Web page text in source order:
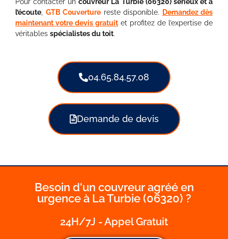
l’écoute GTB Couverture reste disponible.
Demandez dès
maintenant votre devis gratuit et profitez de l’expertise de
véritables spécialistes du toit.
04.65.84.57.08
Demande de devis
Besoin d'un couvreur agréé en
urgence à La Turbie (06320) ?
24H/7J - Appel Gratuit